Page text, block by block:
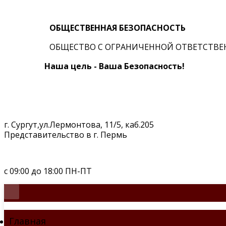
ОБЩЕСТВЕННАЯ БЕЗОПАСНОСТЬ
ОБЩЕСТВО С ОГРАНИЧЕННОЙ
Наша цель - Ваша Безопасность!
г. Сургут,ул.Лермонтова, 11/5, каб.205
Представительство в г. Пермь
с 09:00 до 18:00 ПН-ПТ
Главная